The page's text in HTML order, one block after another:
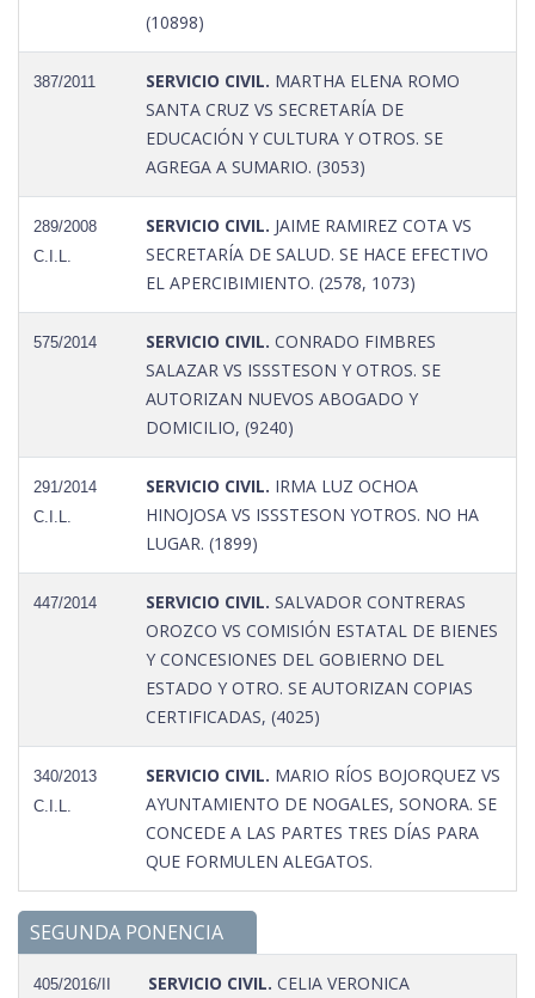
(10898)
387/2011 SERVICIO CIVIL. MARTHA ELENA ROMO
SANTA CRUZ VS SECRETARÍA DE
EDUCACIÓN Y CULTURA Y OTROS. SE
AGREGA A SUMARIO. (3053)
289/2008
C.I.L.
SERVICIO CIVIL. JAIME RAMIREZ COTA VS
SECRETARÍA DE SALUD. SE HACE EFECTIVO
EL APERCIBIMIENTO. (2578, 1073)
575/2014 SERVICIO CIVIL. CONRADO FIMBRES
SALAZAR VS ISSSTESON Y OTROS. SE
AUTORIZAN NUEVOS ABOGADO Y
DOMICILIO, (9240)
291/2014
C.I.L.
SERVICIO CIVIL. IRMA LUZ OCHOA
HINOJOSA VS ISSSTESON YOTROS. NO HA
LUGAR. (1899)
447/2014 SERVICIO CIVIL. SALVADOR CONTRERAS
OROZCO VS COMISIÓN ESTATAL DE BIENES
Y CONCESIONES DEL GOBIERNO DEL
ESTADO Y OTRO. SE AUTORIZAN COPIAS
CERTIFICADAS, (4025)
340/2013
C.I.L.
SERVICIO CIVIL. MARIO RÍOS BOJORQUEZ VS
AYUNTAMIENTO DE NOGALES, SONORA. SE
CONCEDE A LAS PARTES TRES DÍAS PARA
QUE FORMULEN ALEGATOS.
SEGUNDA PONENCIA
405/2016/II SERVICIO CIVIL. CELIA VERONICA